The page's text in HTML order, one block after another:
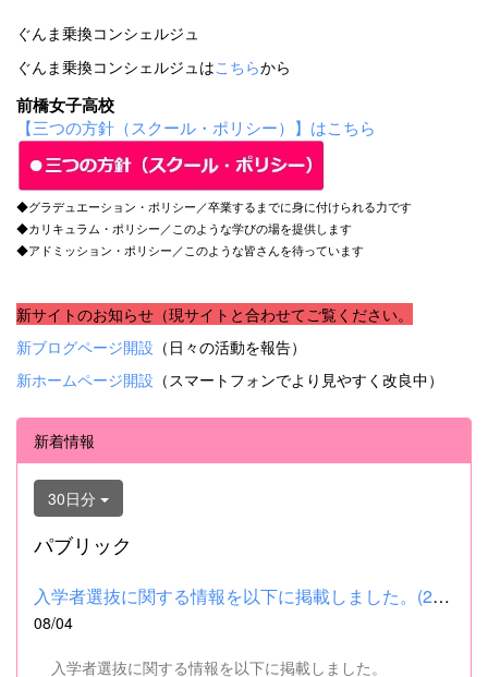
ぐんま乗換コンシェルジュ
ぐんま乗換コンシェルジュはこちらから
前橋女子高校
【三つの方針（スクール・ポリシー）】はこちら
◆グラデュエーション・ポリシー／卒業するまでに身に付けられる力です
◆カリキュラム・ポリシー／このような学びの場を提供します
◆アドミッション・ポリシー／このような皆さんを待っています
新サイトのお知らせ（現サイトと合わせてご覧ください。
新ブログページ開設 （日々の活動を報告）
新ホームページ開設 （スマートフォンでより見やすく改良中）
新着情報
30日分
パブリック
入学者選抜に関する情報を以下に掲載しました。(2026.8.4) ■令和...
08/04
入学者選抜に関する情報を以下に掲載しました。